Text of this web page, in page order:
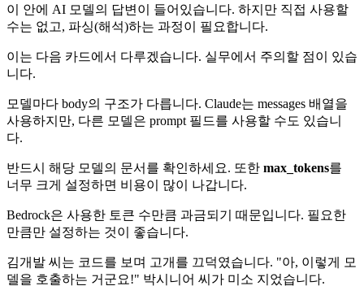
이 안에 AI 모델의 답변이 들어있습니다. 하지만 직접 사용할
수는 없고, 파싱(해석)하는 과정이 필요합니다.
이는 다음 카드에서 다루겠습니다. 실무에서 주의할 점이 있습
니다.
모델마다 body의 구조가 다릅니다. Claude는 messages 배열을
사용하지만, 다른 모델은 prompt 필드를 사용할 수도 있습니
다.
반드시 해당 모델의 문서를 확인하세요. 또한 max_tokens를
너무 크게 설정하면 비용이 많이 나갑니다.
Bedrock은 사용한 토큰 수만큼 과금되기 때문입니다. 필요한
만큼만 설정하는 것이 좋습니다.
김개발 씨는 코드를 보며 고개를 끄덕였습니다. "아, 이렇게 모
델을 호출하는 거군요!" 박시니어 씨가 미소 지었습니다.